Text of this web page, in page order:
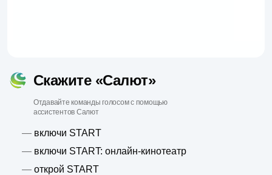
Скажите «Салют»
Отдавайте команды голосом с помощью
ассистентов Салют
— включи START
— включи START: онлайн-кинотеатр
— открой START